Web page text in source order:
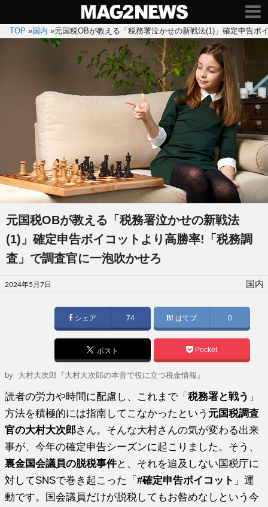
TOP »国内 »元国税OBが教える「税務署泣かせの新戦法(1)」確定申告
元国税OBが教える「税務署泣かせの新戦法
(1)」確定申告ボイコットより高勝率!「税務調
査」で調査官に一泡吹かせろ
投
稿
2024年5月7日 国内
シェア 74 はてブ 0
ポスト Pocket
by 大村大次郎『大村大次郎の本音で役に立つ税金情報』
読者の労力や時間に配慮し、これまで「税務署と戦う 」
方法を積極的には指南してこなかったという 元国税調査
官の大村大次郎さん。そんな大村さんの気が変わる出来
事が、今年の確定申告シーズンに起こりました。そう、
裏金国会議員の脱税事件と、それを追及しない国税庁に
対してSNSで巻き起こった「#確定申告ボイコット 」運
動です。国会議員だけが脱税してもお咎めなしという今